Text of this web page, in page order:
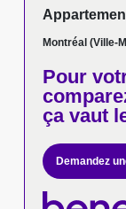
Montréal (Ville-
Pour
ça vaut
Demandez